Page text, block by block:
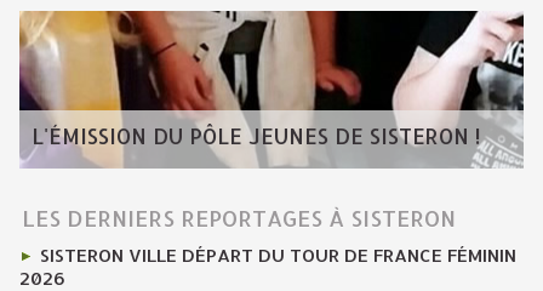
L'ÉMISSION DU PÔLE JEUNES DE SISTERON !
LES DERNIERS REPORTAGES À SISTERON
SISTERON VILLE DÉPART DU TOUR DE FRANCE FÉMININ
2026